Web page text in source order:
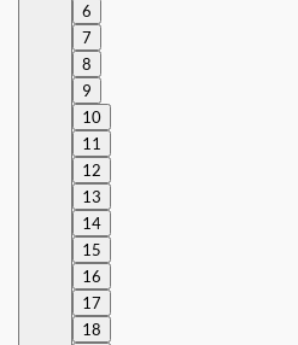
6
7
8
9
10
11
12
13
14
15
16
17
18